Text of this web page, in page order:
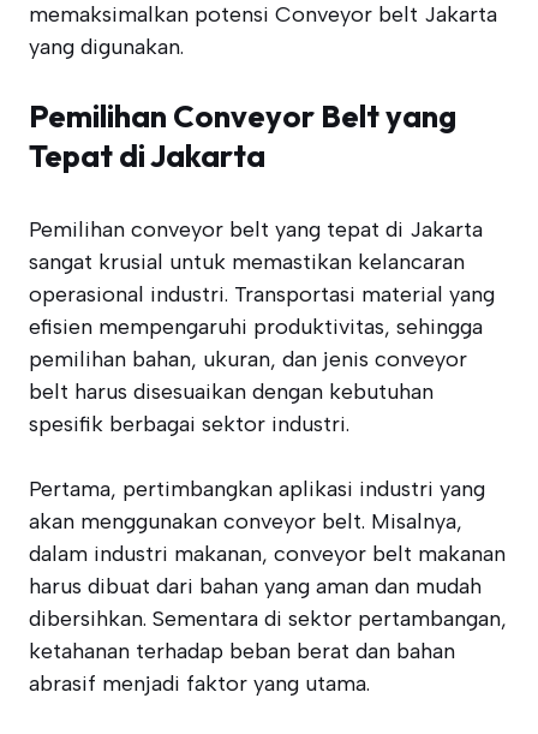
memaksimalkan potensi Conveyor belt Jakarta
yang digunakan.
Pemilihan Conveyor Belt yang
Tepat di Jakarta
Pemilihan conveyor belt yang tepat di Jakarta
sangat krusial untuk memastikan kelancaran
operasional industri. Transportasi material yang
efisien mempengaruhi produktivitas, sehingga
pemilihan bahan, ukuran, dan jenis conveyor
belt harus disesuaikan dengan kebutuhan
spesifik berbagai sektor industri.
Pertama, pertimbangkan aplikasi industri yang
akan menggunakan conveyor belt. Misalnya,
dalam industri makanan, conveyor belt makanan
harus dibuat dari bahan yang aman dan mudah
dibersihkan. Sementara di sektor pertambangan,
ketahanan terhadap beban berat dan bahan
abrasif menjadi faktor yang utama.